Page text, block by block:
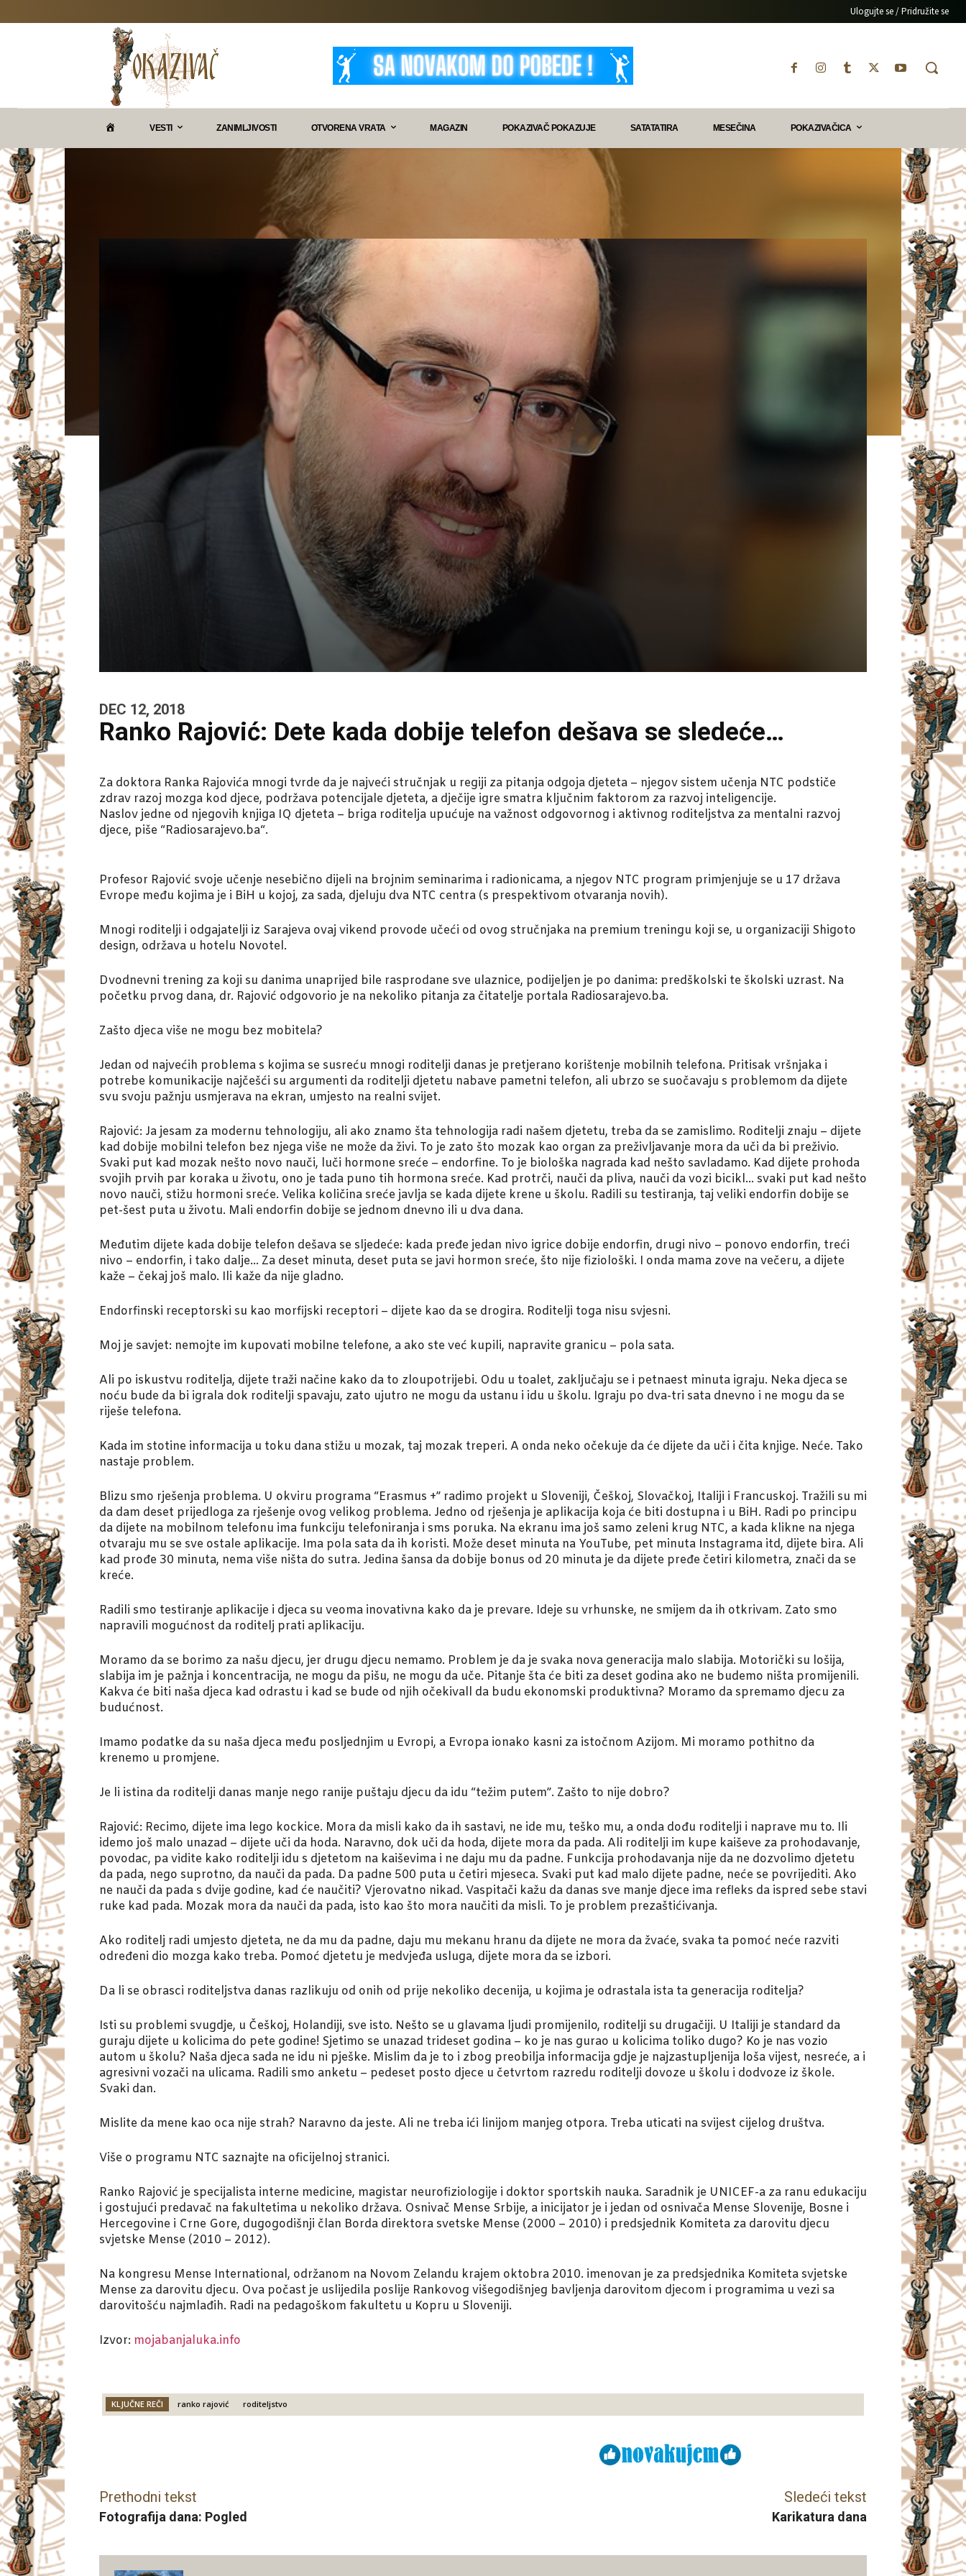
Ulogujte se / Pridružite se
VESTI ZANIMLJIVOSTI OTVORENA VRATA MAGAZIN POKAZIVAČ POKAZUJE SATATATIRA MESEČINA POKAZIVAČICA
DEC 12, 2018
Ranko Rajović: Dete kada dobije telefon dešava se sledeće…
Za doktora Ranka Rajovića mnogi tvrde da je najveći stručnjak u regiji za pitanja odgoja djeteta – njegov sistem učenja NTC podstiče
zdrav razoj mozga kod djece, podržava potencijale djeteta, a dječije igre smatra ključnim faktorom za razvoj inteligencije.
Naslov jedne od njegovih knjiga IQ djeteta – briga roditelja upućuje na važnost odgovornog i aktivnog roditeljstva za mentalni razvoj
djece, piše “Radiosarajevo.ba“.
Profesor Rajović svoje učenje nesebično dijeli na brojnim seminarima i radionicama, a njegov NTC program primjenjuje se u 17 država
Evrope među kojima je i BiH u kojoj, za sada, djeluju dva NTC centra (s prespektivom otvaranja novih).
Mnogi roditelji i odgajatelji iz Sarajeva ovaj vikend provode učeći od ovog stručnjaka na premium treningu koji se, u organizaciji Shigoto
design, održava u hotelu Novotel.
Dvodnevni trening za koji su danima unaprijed bile rasprodane sve ulaznice, podijeljen je po danima: predškolski te školski uzrast. Na
početku prvog dana, dr. Rajović odgovorio je na nekoliko pitanja za čitatelje portala Radiosarajevo.ba.
Zašto djeca više ne mogu bez mobitela?
Jedan od najvećih problema s kojima se susreću mnogi roditelji danas je pretjerano korištenje mobilnih telefona. Pritisak vršnjaka i
potrebe komunikacije najčešći su argumenti da roditelji djetetu nabave pametni telefon, ali ubrzo se suočavaju s problemom da dijete
svu svoju pažnju usmjerava na ekran, umjesto na realni svijet.
Rajović: Ja jesam za modernu tehnologiju, ali ako znamo šta tehnologija radi našem djetetu, treba da se zamislimo. Roditelji znaju – dijete
kad dobije mobilni telefon bez njega više ne može da živi. To je zato što mozak kao organ za preživljavanje mora da uči da bi preživio.
Svaki put kad mozak nešto novo nauči, luči hormone sreće – endorfine. To je biološka nagrada kad nešto savladamo. Kad dijete prohoda
svojih prvih par koraka u životu, ono je tada puno tih hormona sreće. Kad protrči, nauči da pliva, nauči da vozi bicikl… svaki put kad nešto
novo nauči, stižu hormoni sreće. Velika količina sreće javlja se kada dijete krene u školu. Radili su testiranja, taj veliki endorfin dobije se
pet-šest puta u životu. Mali endorfin dobije se jednom dnevno ili u dva dana.
Međutim dijete kada dobije telefon dešava se sljedeće: kada pređe jedan nivo igrice dobije endorfin, drugi nivo – ponovo endorfin, treći
nivo – endorfin, i tako dalje… Za deset minuta, deset puta se javi hormon sreće, što nije fiziološki. I onda mama zove na večeru, a dijete
kaže – čekaj još malo. Ili kaže da nije gladno.
Endorfinski receptorski su kao morfijski receptori – dijete kao da se drogira. Roditelji toga nisu svjesni.
Moj je savjet: nemojte im kupovati mobilne telefone, a ako ste već kupili, napravite granicu – pola sata.
Ali po iskustvu roditelja, dijete traži načine kako da to zloupotrijebi. Odu u toalet, zaključaju se i petnaest minuta igraju. Neka djeca se
noću bude da bi igrala dok roditelji spavaju, zato ujutro ne mogu da ustanu i idu u školu. Igraju po dva-tri sata dnevno i ne mogu da se
riješe telefona.
Kada im stotine informacija u toku dana stižu u mozak, taj mozak treperi. A onda neko očekuje da će dijete da uči i čita knjige. Neće. Tako
nastaje problem.
Blizu smo rješenja problema. U okviru programa “Erasmus +” radimo projekt u Sloveniji, Češkoj, Slovačkoj, Italiji i Francuskoj. Tražili su mi
da dam deset prijedloga za rješenje ovog velikog problema. Jedno od rješenja je aplikacija koja će biti dostupna i u BiH. Radi po principu
da dijete na mobilnom telefonu ima funkciju telefoniranja i sms poruka. Na ekranu ima još samo zeleni krug NTC, a kada klikne na njega
otvaraju mu se sve ostale aplikacije. Ima pola sata da ih koristi. Može deset minuta na YouTube, pet minuta Instagrama itd, dijete bira. Ali
kad prođe 30 minuta, nema više ništa do sutra. Jedina šansa da dobije bonus od 20 minuta je da dijete pređe četiri kilometra, znači da se
kreće.
Radili smo testiranje aplikacije i djeca su veoma inovativna kako da je prevare. Ideje su vrhunske, ne smijem da ih otkrivam. Zato smo
napravili mogućnost da roditelj prati aplikaciju.
Moramo da se borimo za našu djecu, jer drugu djecu nemamo. Problem je da je svaka nova generacija malo slabija. Motorički su lošija,
slabija im je pažnja i koncentracija, ne mogu da pišu, ne mogu da uče. Pitanje šta će biti za deset godina ako ne budemo ništa promijenili.
Kakva će biti naša djeca kad odrastu i kad se bude od njih očekivall da budu ekonomski produktivna? Moramo da spremamo djecu za
budućnost.
Imamo podatke da su naša djeca među posljednjim u Evropi, a Evropa ionako kasni za istočnom Azijom. Mi moramo pothitno da
krenemo u promjene.
Je li istina da roditelji danas manje nego ranije puštaju djecu da idu “težim putem”. Zašto to nije dobro?
Rajović: Recimo, dijete ima lego kockice. Mora da misli kako da ih sastavi, ne ide mu, teško mu, a onda dođu roditelji i naprave mu to. Ili
idemo još malo unazad – dijete uči da hoda. Naravno, dok uči da hoda, dijete mora da pada. Ali roditelji im kupe kaiševe za prohodavanje,
povodac, pa vidite kako roditelji idu s djetetom na kaiševima i ne daju mu da padne. Funkcija prohodavanja nije da ne dozvolimo djetetu
da pada, nego suprotno, da nauči da pada. Da padne 500 puta u četiri mjeseca. Svaki put kad malo dijete padne, neće se povrijediti. Ako
ne nauči da pada s dvije godine, kad će naučiti? Vjerovatno nikad. Vaspitači kažu da danas sve manje djece ima refleks da ispred sebe stavi
ruke kad pada. Mozak mora da nauči da pada, isto kao što mora naučiti da misli. To je problem prezaštićivanja.
Ako roditelj radi umjesto djeteta, ne da mu da padne, daju mu mekanu hranu da dijete ne mora da žvaće, svaka ta pomoć neće razviti
određeni dio mozga kako treba. Pomoć djetetu je medvjeđa usluga, dijete mora da se izbori.
Da li se obrasci roditeljstva danas razlikuju od onih od prije nekoliko decenija, u kojima je odrastala ista ta generacija roditelja?
Isti su problemi svugdje, u Češkoj, Holandiji, sve isto. Nešto se u glavama ljudi promijenilo, roditelji su drugačiji. U Italiji je standard da
guraju dijete u kolicima do pete godine! Sjetimo se unazad trideset godina – ko je nas gurao u kolicima toliko dugo? Ko je nas vozio
autom u školu? Naša djeca sada ne idu ni pješke. Mislim da je to i zbog preobilja informacija gdje je najzastupljenija loša vijest, nesreće, a i
agresivni vozači na ulicama. Radili smo anketu – pedeset posto djece u četvrtom razredu roditelji dovoze u školu i dodvoze iz škole.
Svaki dan.
Mislite da mene kao oca nije strah? Naravno da jeste. Ali ne treba ići linijom manjeg otpora. Treba uticati na svijest cijelog društva.
Više o programu NTC saznajte na oficijelnoj stranici.
Ranko Rajović je specijalista interne medicine, magistar neurofiziologije i doktor sportskih nauka. Saradnik je UNICEF-a za ranu edukaciju
i gostujući predavač na fakultetima u nekoliko država. Osnivač Mense Srbije, a inicijator je i jedan od osnivača Mense Slovenije, Bosne i
Hercegovine i Crne Gore, dugogodišnji član Borda direktora svetske Mense (2000 – 2010) i predsjednik Komiteta za darovitu djecu
svjetske Mense (2010 – 2012).
Na kongresu Mense International, održanom na Novom Zelandu krajem oktobra 2010. imenovan je za predsjednika Komiteta svjetske
Mense za darovitu djecu. Ova počast je uslijedila poslije Rankovog višegodišnjeg bavljenja darovitom djecom i programima u vezi sa
darovitošću najmlađih. Radi na pedagoškom fakultetu u Kopru u Sloveniji.
Izvor: mojabanjaluka.info
KLJUČNE REČI ranko rajović roditeljstvo
Prethodni tekst
Fotografija dana: Pogled
Sledeći tekst
Karikatura dana